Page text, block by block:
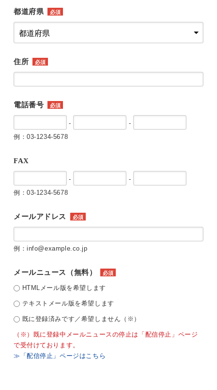
都道府県 必須
住所 必須
電話番号 必須
-
-
例：03-1234-5678
FAX
-
-
例：03-1234-5678
メールアドレス 必須
例：info@example.co.jp
メールニュース（無料） 必須
HTMLメール版を希望します
テキストメール版を希望します
既に登録済みです／希望しません（※）
（※）既に登録中メールニュースの停止は「配信停止」ページ
で受付けております。
≫「配信停止」ページはこちら